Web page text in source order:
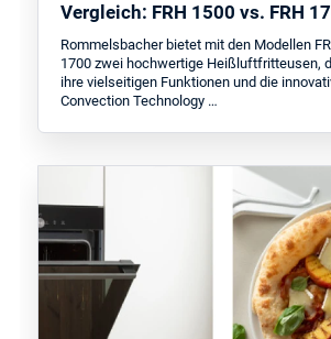
Vergleich: FRH 1500 vs. FRH
Rommelsbacher bietet mit den Modellen
1700 zwei hochwertige Heißluftfritteusen,
ihre vielseitigen Funktionen und die
Convection Technology …